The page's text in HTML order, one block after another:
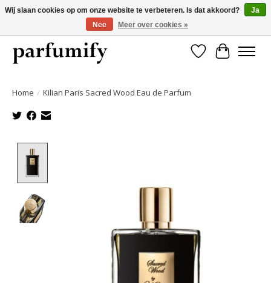
750+ Geuren | Gratis verzending | Maandelijks opzegbaar
Verlanglijst
Home / Kilian Paris Sacred Wood Eau de Parfum
Wij slaan cookies op om onze website te verbeteren. Is dat akkoord?
Ja
Nee
Meer over cookies »